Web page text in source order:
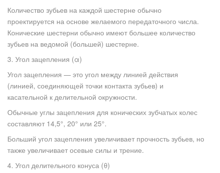
Количество зубьев на каждой шестерне обычно
проектируется на основе желаемого передаточного числа.
Конические шестерни обычно имеют большее количество
зубьев на ведомой (большей) шестерне.
3. Угол зацепления (α)
Угол зацепления — это угол между линией действия
(линией, соединяющей точки контакта зубьев) и
касательной к делительной окружности.
Обычные углы зацепления для конических зубчатых колес
составляют 14,5°, 20° или 25°.
Больший угол зацепления увеличивает прочность зубьев, но
также увеличивает осевые силы и трение.
4. Угол делительного конуса (θ)